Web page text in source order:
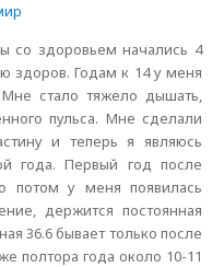
со здоровьем начались 4
здоров. Годам к 14 у меня
Мне стало тяжело дышать,
пульса. Мне сделали
и теперь я являюсь
года. Первый год после
потом у меня появилась
держится постоянная
36.6 бывает только после
полтора года около 10-11